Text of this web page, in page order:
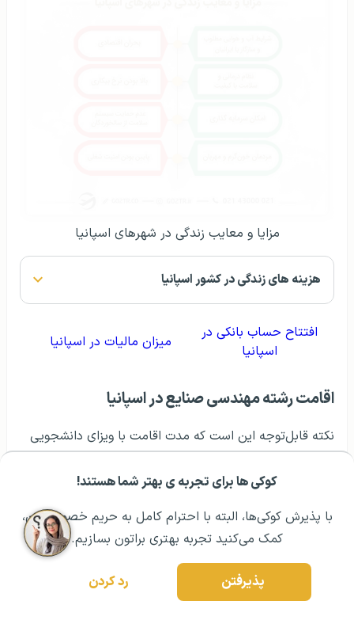
کوکی ها برای تجربه ی بهتر شما هستند!
با پذیرش کوکی‌ها، البته با احترام کامل به حریم خصوصیتون،
کمک می‌کنید تجربه بهتری براتون بسازیم.
پذیرفتن رد کردن
مشــاوره اولیه رایگان: ۰۲۱ ۴۳۰۰۰ ۰۲۱ رزرو مشاوره تخصصی
مزایا و معایب زندگی در شهرهای اسپانیا
هزینه های زندگی در کشور اسپانیا
افتتاح حساب بانکی در
اسپانیا
میزان مالیات در اسپانیا
اقامت رشته مهندسی صنایع در اسپانیا
نکته قابل‌توجه این است که مدت اقامت با ویزای دانشجویی
برای احتساب سنوات جهت اخذ اقامت دائم در کشور اسپانیا،
محسوب می‌شود. (به طور مثال چهار سال اقامت
می‌شود.)
پس‌از پنج سال اقامت موقت (دانشجویی یا کاری) در اسپانیا،
شخص می‌تواند برای دریافت اقاما دائم اقدام کند و پنج سال
دیگر نیز در کشور اسپانیا اقامت داشته باشد و پس‌از آن برای